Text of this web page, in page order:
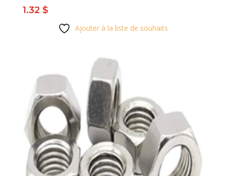
1.32 $
Ajouter à la liste de souhaits